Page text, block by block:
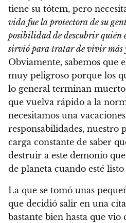
tiene su tótem, pero
vida fue la protectora de su
posibilidad de descubrir quién
sirvió para tratar de vivir más
Obviamente, sabemos que
muy peligroso porque los
lo general terminan
que vuelva rápido a la
necesitamos una
responsabilidades, nuestro
carga constante de saber
destruir a este demonio
de planeta cuando esté
La que se tomó unas
que decidió salir en una
bastante bien hasta que vio